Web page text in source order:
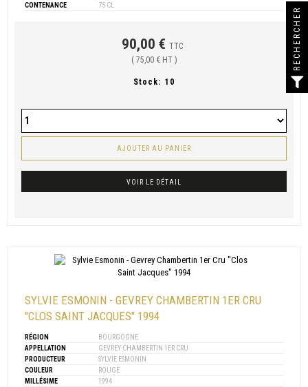
CONTENANCE
75 CL
90,00 € TTC
( 75,00 € HT )
Stock: 10
AJOUTER AU PANIER
VOIR LE DÉTAIL
SYLVIE ESMONIN - GEVREY CHAMBERTIN 1ER CRU
"CLOS SAINT JACQUES" 1994
RÉGION
BOURGOGNE
APPELLATION
GEVREY CHAMBERTIN 1ER CRU
PRODUCTEUR
SYLVIE ESMONIN
COULEUR
ROUGE
MILLÉSIME
1994
RECHERCHER